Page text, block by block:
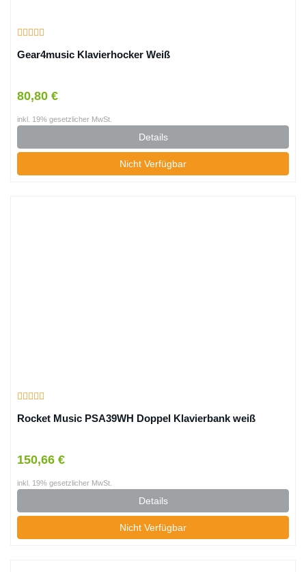
Gear4music Klavierhocker Weiß
80,80 €
inkl. 19% gesetzlicher MwSt.
Details
Nicht Verfügbar
Rocket Music PSA39WH Doppel Klavierbank weiß
150,66 €
inkl. 19% gesetzlicher MwSt.
Details
Nicht Verfügbar